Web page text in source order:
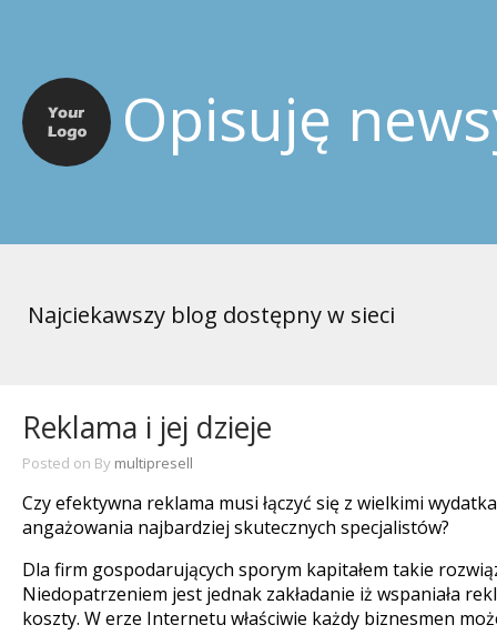
Opisuję
Najciekawszy blog dostępny w sieci
Reklama i jej dzieje
Posted on By multipresell
Czy efektywna reklama musi łączyć się z wielkimi
angażowania najbardziej skutecznych specjalistów?
Dla firm gospodarujących sporym kapitałem takie
Niedopatrzeniem jest jednak zakładanie iż wspaniała
koszty. W erze Internetu właściwie każdy biznesmen